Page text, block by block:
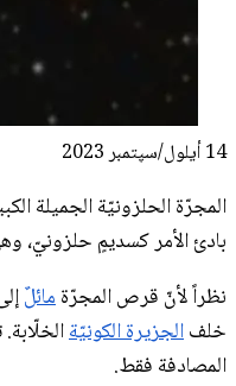
14 أيلول/سپتمبر 2023
المجرّة الحلزونيّة الجميلة
بادئ الأمر كسديمٍ حلزونيّ،
نظراً لأنّ قرص المجرّةمائلٌ
خلفالجزيرة الكونيّة
المصادفة فقط.